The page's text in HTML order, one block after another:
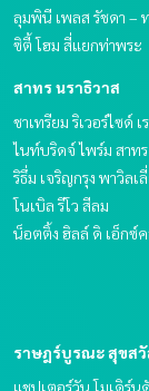
ลุมพินี เพลส รัชดา –
ซิตี้ โฮม สี่แยกท่าพระ
สาทร นราธิวาส
ชาเทรียม ริเวอร์ไซด์
ไนท์บริดจ์ ไพร์ม สาทร
ริธึ่ม เจริญกรุง พาวิลเ
โนเบิล รีโว สีลม
น็อตติ้ง ฮิลล์ ดิ เอ็กซ์
ราษฎร์บูรณะ สุขส
แชปเตอร์วัน โมเดิร์น